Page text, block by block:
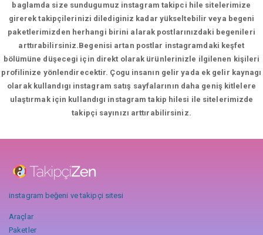
baglamda size sundugumuz instagram takipci hile sitelerimize
girerek takipçilerinizi dilediginiz kadar yükseltebilir veya begeni
paketlerimizden herhangi birini alarak postlarınızdaki begenileri
arttırabilirsiniz.Begenisi artan postlar instagramdaki keşfet
bölümüne düşecegi için direkt olarak ürünlerinizle ilgilenen kişileri
profilinize yönlendirecektir. Çogu insanın gelir yada ek gelir kaynagı
olarak kullandıgı instagram satış sayfalarının daha geniş kitlelere
ulaştırmak için kullandıgı instagram takip hilesi ile sitelerimizde
takipçi sayınızı arttırabilirsiniz.
instagram beğeni ve takipçi sitesi
Araçlar
Paketler